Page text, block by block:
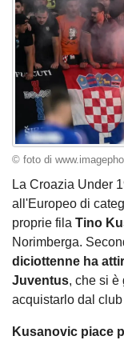
© foto di
La Croazia Under
all'Europeo di
proprie fila Tino
Norimberga.
diciottenne ha
Juventus, che si è
acquistarlo dal
Kusanovic piace